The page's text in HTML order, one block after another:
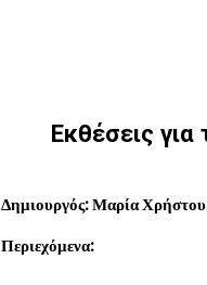
Εκθέσεις
Δημιουργός: Μαρία
Περιεχόμενα: